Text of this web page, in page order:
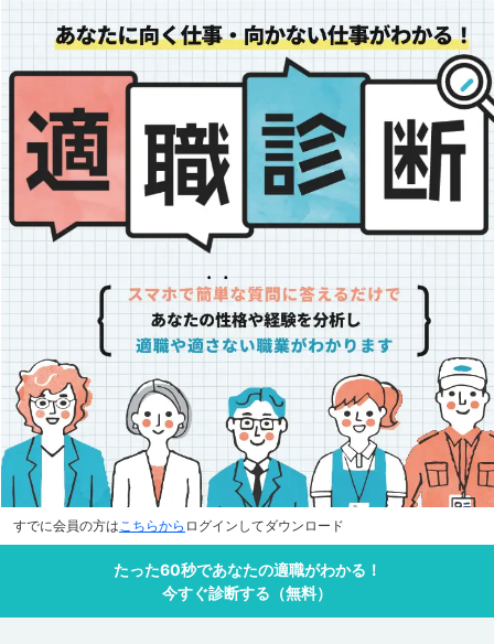
すでに会員の方はこちらから ログインしてダウンロード
たった60秒であなたの適職がわかる！
今すぐ診断する（無料）